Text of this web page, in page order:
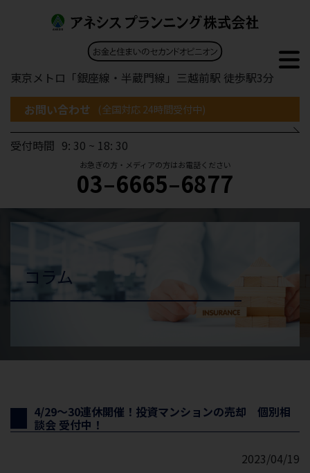
東京メトロ「銀座線・半蔵門線」三越前駅 徒歩駅3分
お問い合わせ
(全国対応 24時間受付中)
受付時間 9: 30 ~ 18: 30
お急ぎの方・メディアの方はお電話ください
03–6665–6877
コラム
4/29～30連休開催！投資マンションの売却 個別相
談会 受付中！
2023/04/19